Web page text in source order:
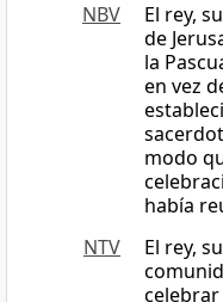
NBV
El rey,
de
la
en vez
modo
había
NTV
El rey,
celebrar